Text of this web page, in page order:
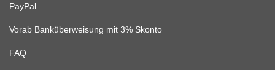
PayPal
Vorab Banküberweisung mit 3% Skonto
FAQ